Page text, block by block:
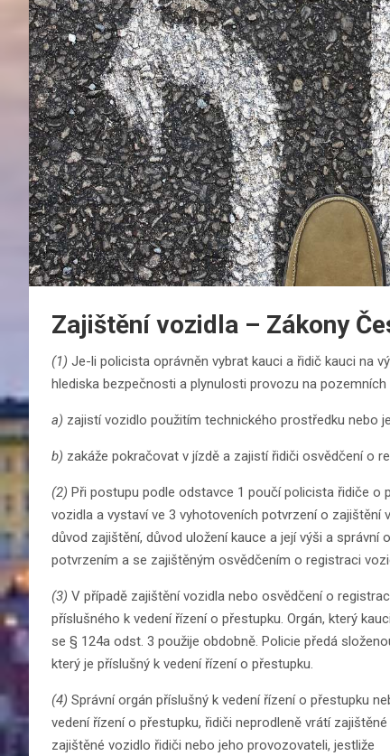
Zajištění vozidla – Zákony
(1) Je-li policista oprávněn vybrat kauci a řidič kauci na
hlediska bezpečnosti a plynulosti provozu na
a) zajistí vozidlo použitím technického prostředku nebo
b) zakáže pokračovat v jízdě a zajistí řidiči osvědčení o
(2) Při postupu podle odstavce 1 poučí policista řidiče o
vozidla a vystaví ve 3 vyhotoveních potvrzení o
důvod zajištění, důvod uložení kauce a její výši a správní
potvrzením a se zajištěným osvědčením o registraci
(3) V případě zajištění vozidla nebo osvědčení o
příslušného k vedení řízení o přestupku. Orgán, který
se § 124a odst. 3 použije obdobně. Policie předá
který je příslušný k vedení řízení o přestupku.
(4) Správní orgán příslušný k vedení řízení o přestupku
vedení řízení o přestupku, řidiči neprodleně vrátí
zajištěné vozidlo řidiči nebo jeho provozovateli, jestliže